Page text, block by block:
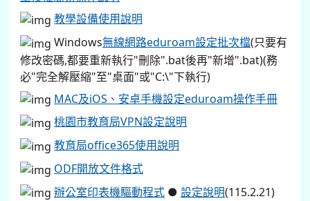
教學設備使用說明
Windows無線網路eduroam設定批次檔(只要有
修改密碼,都要重新執行"刪除".bat後再"新增".bat)(務
必"完全解壓縮"至"桌面"或"C:\"下執行)
MAC及iOS、安卓手機設定eduroam操作手冊
桃園市教育局VPN設定說明
教育局office365使用說明
ODF開放文件格式
辦公室印表機驅動程式 ● 設定說明(115.2.21)